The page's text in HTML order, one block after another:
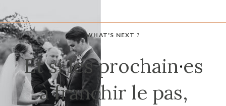
WHAT'S NEXT ?
Et si les prochain·es
à franchir le pas,
CONTACT